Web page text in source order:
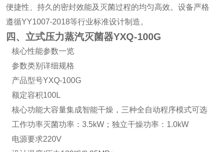
便捷性、持久的密封效能及灭菌过程的均匀高效。设备严格
遵循YY1007-2018等行业标准设计制造。
四、立式压力蒸汽灭菌器YXQ-100G
核心性能参数一览
参数类别详细规格
产品型号YXQ-100G
额定容积100L
核心功能大容量集成智能干燥，三种全自动程序模式可选
工作功率灭菌功率：3.5kW；独立干燥功率：1.0kW
电源要求220V